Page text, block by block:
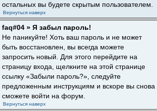
остальных вы будете скрытым пользователем.
Вернуться наверх
faq#04 » Я забыл пароль!
Не паникуйте! Хоть ваш пароль и не может
быть восстановлен, вы всегда можете
запросить новый. Для этого перейдите на
страницу входа, щелкните на этой странице
ссылку «Забыли пароль?», следуйте
предложенным инструкциям и вскоре вы снова
сможете войти на форум.
Вернуться наверх